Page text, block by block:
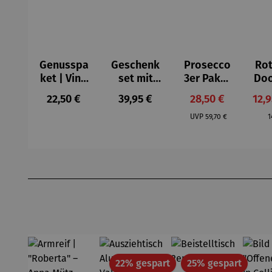
Genusspa
ket | Vino
y Olivas
Regulärer Preis:
22,50 €
Geschenk
set mit
Rotwein |
Schlaraffe
Regulärer Preis:
39,95 €
Prosecco
3er Paket
| Bio
Prosecco
DOC
Verkaufspreis:
28,50 €
UVP Regulärer Preis:
59,70 €
22% gespartRabatt25% gespartRabatt